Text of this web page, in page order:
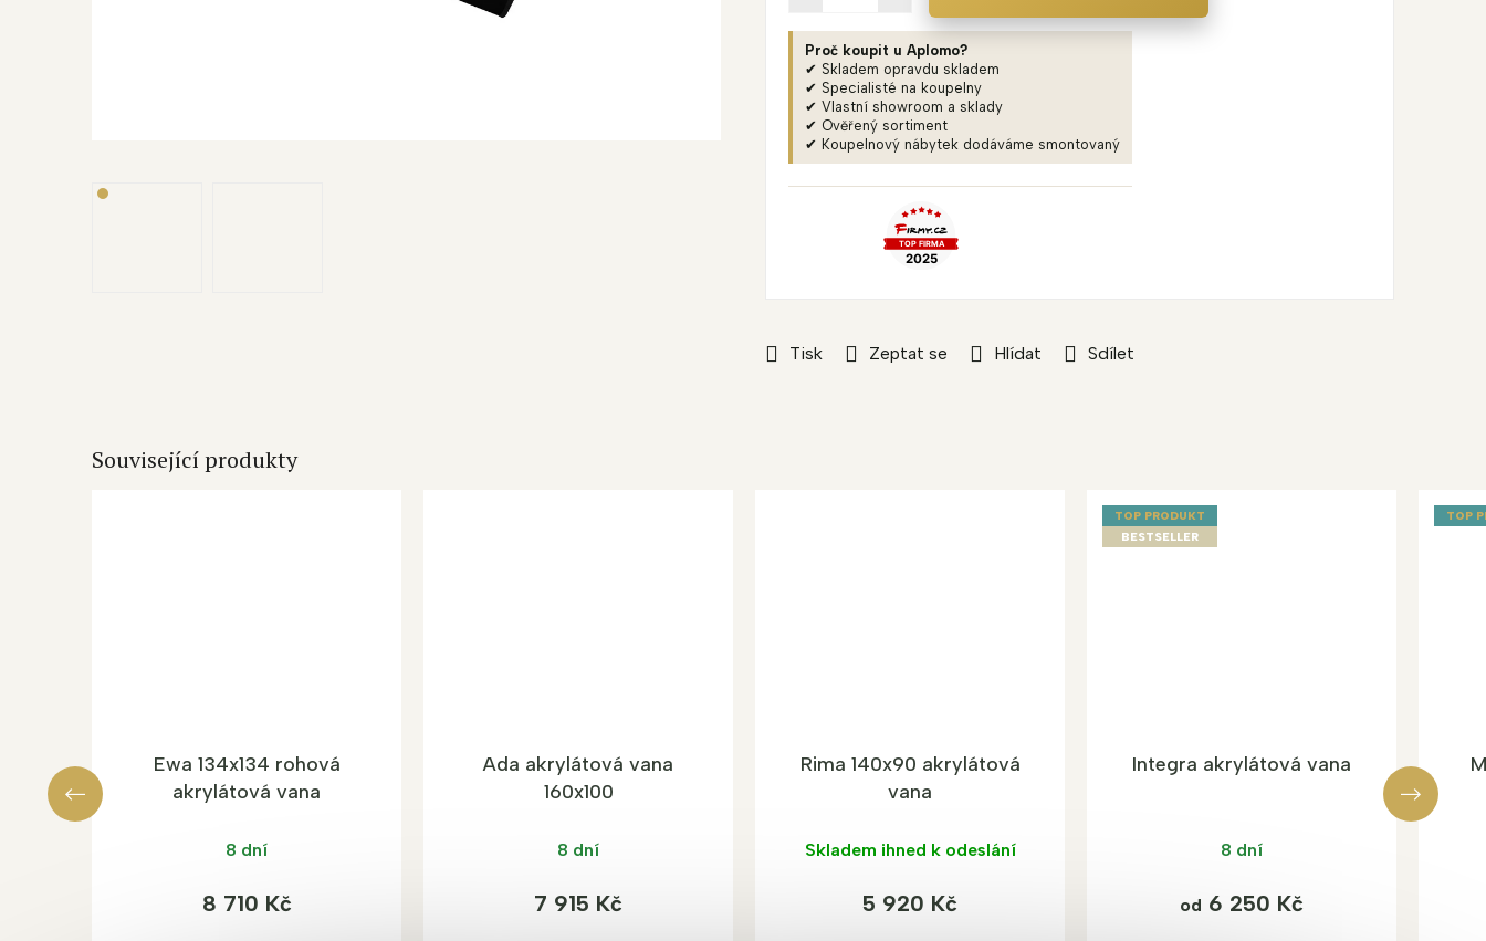
Tisk Zeptat se Hlídat Sdílet
Proč koupit u Aplomo?
✔ Skladem opravdu skladem
✔ Specialisté na koupelny
✔ Vlastní showroom a sklady
✔ Ověřený sortiment
✔ Koupelnový nábytek dodáváme smontovaný
Související produkty
Ewa 134x134 rohová
akrylátová vana
8 dní
8 710 Kč
Ada akrylátová vana
160x100
8 dní
7 915 Kč
Rima 140x90 akrylátová
vana
Skladem ihned k odeslání
5 920 Kč
TOP PRODUKT
BESTSELLER
Integra akrylátová vana
8 dní
od 6 250 Kč
TOP